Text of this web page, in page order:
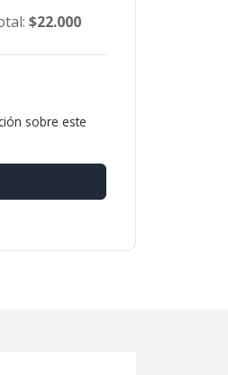
$22.000
sobre este